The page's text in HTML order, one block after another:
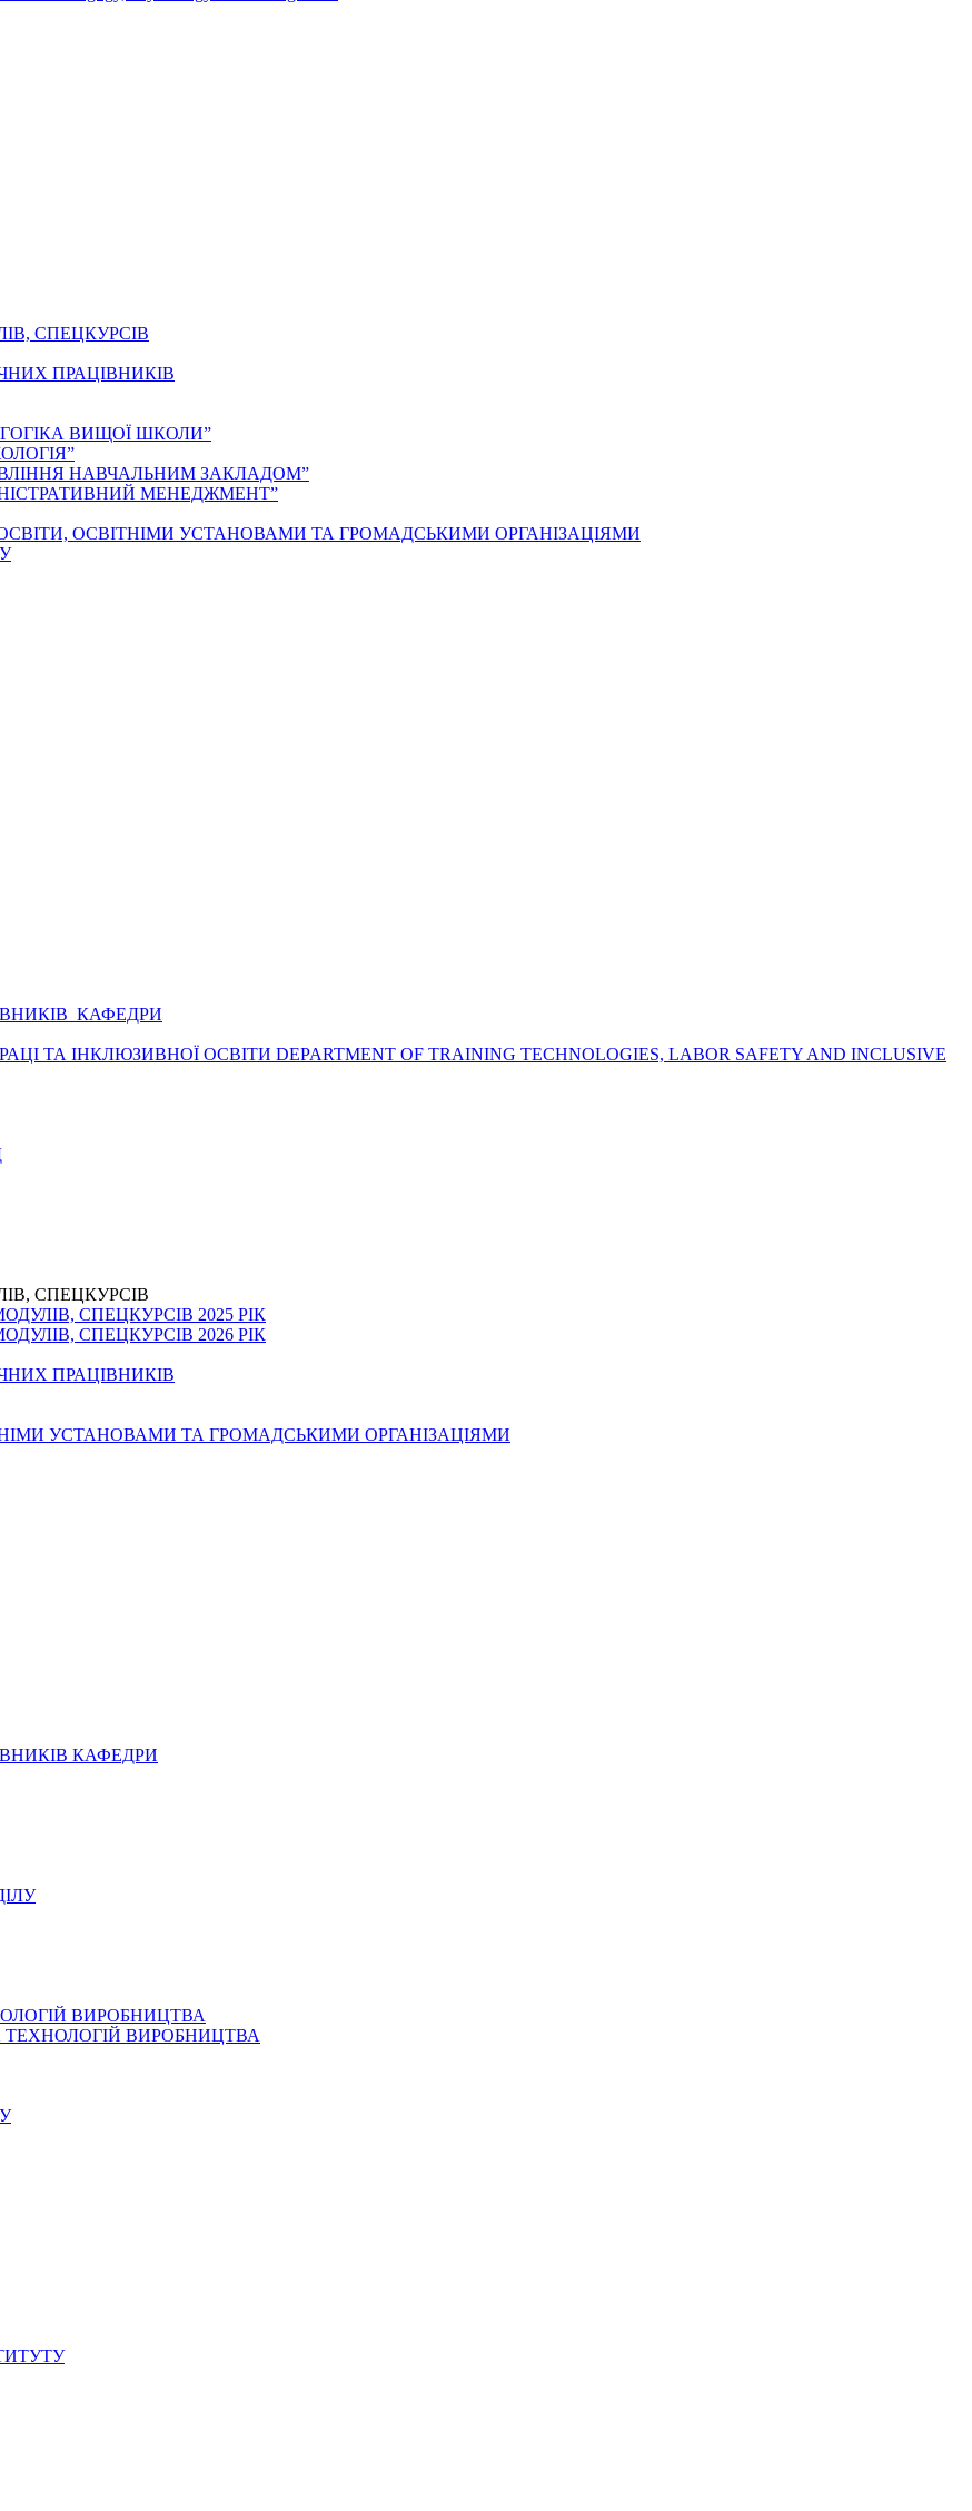
СПЕЦКУРСІВ
ПРАЦІВНИКІВ
ВИЩОЇ ШКОЛИ”
НАВЧАЛЬНИМ ЗАКЛАДОМ”
МЕНЕДЖМЕНТ”
ОСВІТНІМИ УСТАНОВАМИ ТА ГРОМАДСЬКИМИ ОРГАНІЗАЦІЯМИ
КАФЕДРИ
ІНКЛЮЗИВНОЇ ОСВІТИ DEPARTMENT OF TRAINING TECHNOLOGIES, LABOR SAFETY AND INCLUSIVE
СПЕЦКУРСІВ
СПЕЦКУРСІВ 2025 РІК
СПЕЦКУРСІВ 2026 РІК
ПРАЦІВНИКІВ
УСТАНОВАМИ ТА ГРОМАДСЬКИМИ ОРГАНІЗАЦІЯМИ
КАФЕДРИ
ВИРОБНИЦТВА
ТЕХНОЛОГІЙ ВИРОБНИЦТВА